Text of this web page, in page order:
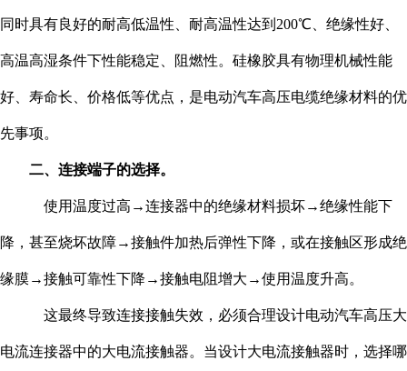
同时具有良好的耐高低温性、耐高温性达到200℃、绝缘性好、
高温高湿条件下性能稳定、阻燃性。硅橡胶具有物理机械性能
好、寿命长、价格低等优点，是电动汽车高压电缆绝缘材料的优
先事项。
二、连接端子的选择。
使用温度过高→连接器中的绝缘材料损坏→绝缘性能下
降，甚至烧坏故障→接触件加热后弹性下降，或在接触区形成绝
缘膜→接触可靠性下降→接触电阻增大→使用温度升高。
这最终导致连接接触失效，必须合理设计电动汽车高压大
电流连接器中的大电流接触器。当设计大电流接触器时，选择哪